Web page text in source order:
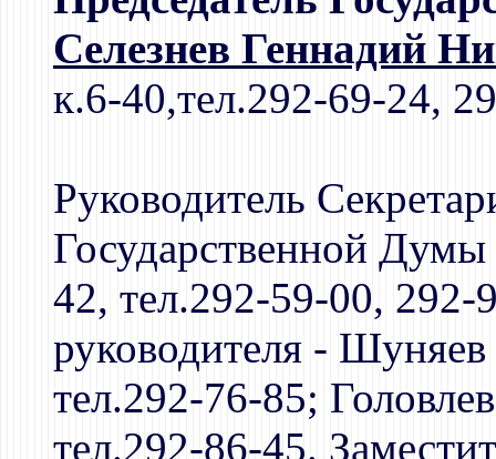
Селезнев Геннадий
к.6-40,тел.292-69-24,
Руководитель
Государственной
42, тел.292-59-00, 292-
руководителя -
тел.292-76-85;
тел.292-86-45.